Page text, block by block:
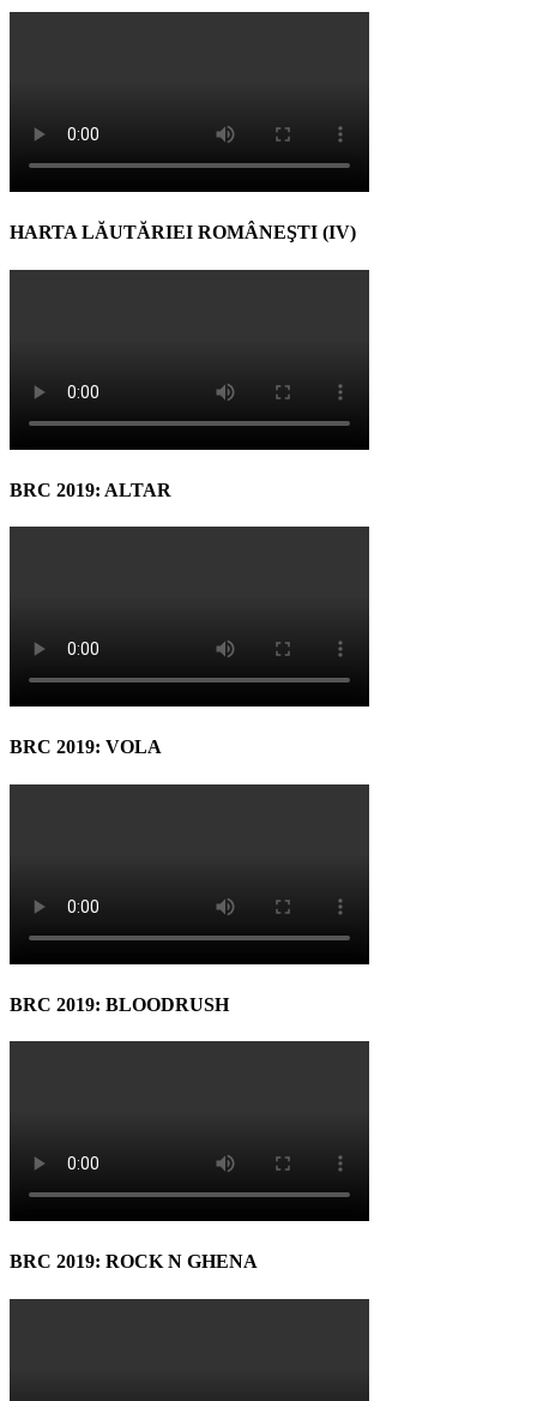
HARTA LĂUTĂRIEI ROMÂNEŞTI (IV)
BRC 2019: ALTAR
BRC 2019: VOLA
BRC 2019: BLOODRUSH
BRC 2019: ROCK N GHENA